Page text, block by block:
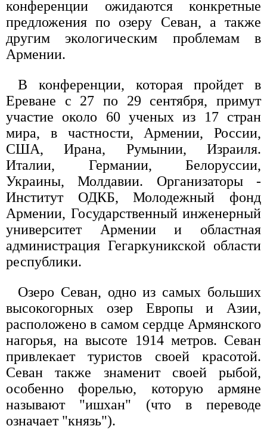
конференции ожидаются конкретные
предложения по озеру Севан, а также
другим экологическим проблемам в
Армении.
В конференции, которая пройдет в
Ереване с 27 по 29 сентября, примут
участие около 60 ученых из 17 стран
мира, в частности, Армении, России,
США, Ирана, Румынии, Израиля.
Италии, Германии, Белоруссии,
Украины, Молдавии. Организаторы -
Институт ОДКБ, Молодежный фонд
Армении, Государственный инженерный
университет Армении и областная
администрация Гегаркуникской области
республики.
Озеро Севан, одно из самых больших
высокогорных озер Европы и Азии,
расположено в самом сердце Армянского
нагорья, на высоте 1914 метров. Севан
привлекает туристов своей красотой.
Севан также знаменит своей рыбой,
особенно форелью, которую армяне
называют "ишхан" (что в переводе
означает "князь").